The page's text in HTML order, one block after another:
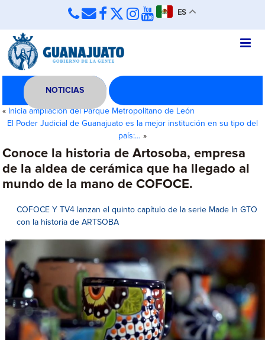
ES
NOTICIAS
« Inicia ampliación del Parque Metropolitano de León
El Poder Judicial de Guanajuato es la mejor institución en su tipo del
país:… »
Conoce la historia de Artosoba, empresa
de la aldea de cerámica que ha llegado al
mundo de la mano de COFOCE.
COFOCE Y TV4 lanzan el quinto capítulo de la serie Made In GTO
con la historia de ARTSOBA